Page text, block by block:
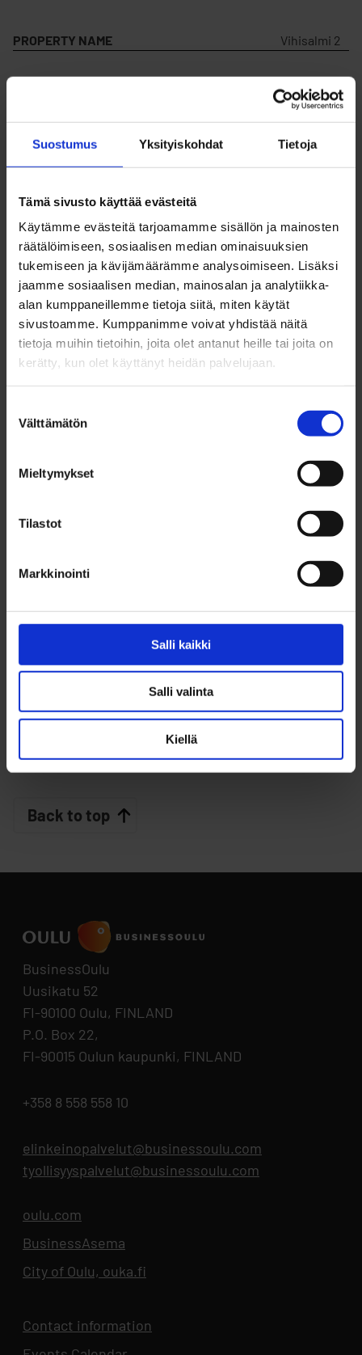
Suostumus Yksityiskohdat Tietoja
Tämä sivusto käyttää evästeitä
Käytämme evästeitä tarjoamamme sisällön ja mainosten
räätälöimiseen, sosiaalisen median ominaisuuksien
tukemiseen ja kävijämäärämme analysoimiseen. Lisäksi
jaamme sosiaalisen median, mainosalan ja analytiikka-
alan kumppaneillemme tietoja siitä, miten käytät
sivustoamme. Kumppanimme voivat yhdistää näitä
tietoja muihin tietoihin, joita olet antanut heille tai joita on
kerätty, kun olet käyttänyt heidän palvelujaan.
valinta
Välttämätön
Mieltymykset
Tilastot
Markkinointi
Salli kaikki
Salli valinta
Kiellä
PROPERTY NAME Vihisalmi 2
Vihisalmi 2
PROPERTY LINK Open
PLOT NUMBER
BLOCK NUMBER 23026
CONSTRUCTION RIGHTS 4453 k-m²
PURPOSE TO USE Liike- ja teollisuustontti
5 239 ㎡
68 107 €
4 086 €/v
DISTRICT HEATING No
Back to top
BusinessOulu
Uusikatu 52
FI-90100 Oulu, FINLAND
P.O. Box 22,
FI-90015 Oulun kaupunki, FINLAND
+358 8 558 558 10
elinkeinopalvelut@businessoulu.com
tyollisyyspalvelut@businessoulu.com
oulu.com
BusinessAsema
City of Oulu, ouka.fi
Contact information